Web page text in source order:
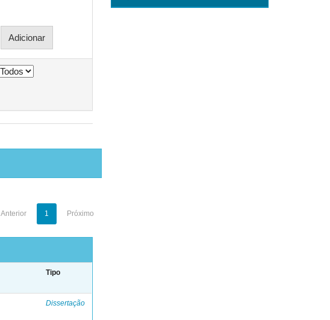
Anterior 1 Próximo
Tipo
Dissertação